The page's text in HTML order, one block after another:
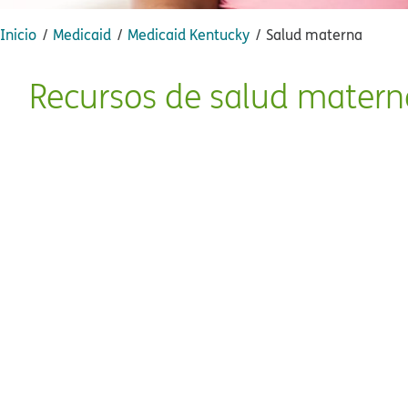
Inicio​​ Medicaid​​ Medicaid Kentucky​​ Salud materna​​
Recursos de salud